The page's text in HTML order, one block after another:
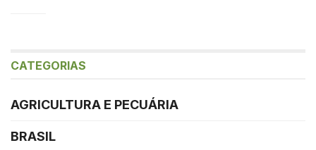
CATEGORIAS
AGRICULTURA E PECUÁRIA
BRASIL